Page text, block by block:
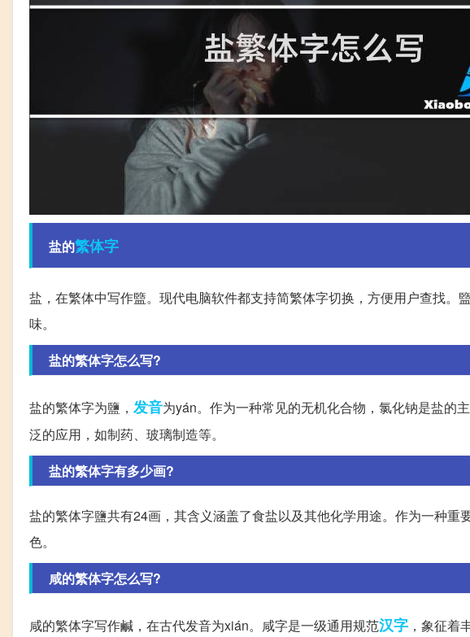
盐的繁体字
盐，在繁体中写作盬。现代电脑软件都支持简繁体字切换，方便用户查找。
味。
盐的繁体字怎么写?
盐的繁体字为鹽， 发音为yán。作为一种常见的无机化合物，氯化钠是盐的
泛的应用，如制药、玻璃制造等。
盐的繁体字有多少画?
盐的繁体字鹽共有24画，其含义涵盖了食盐以及其他化学用途。作为一种重
色。
咸的繁体字怎么写?
咸的繁体字写作鹹，在古代发音为xián。咸字是一级通用规范汉字 ，象征着